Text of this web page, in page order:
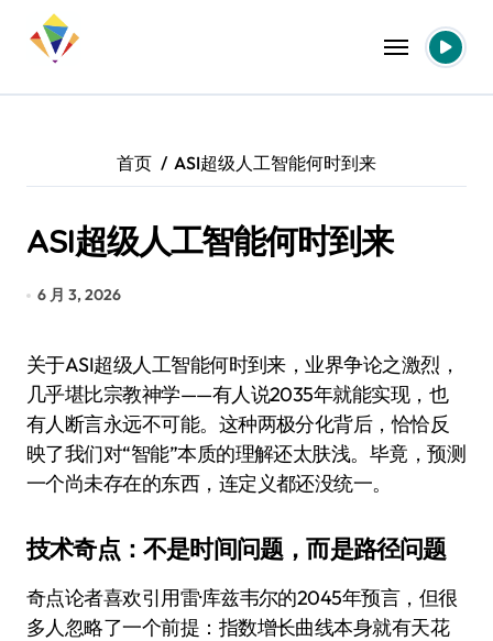
首页 ASI超级人工智能何时到来
ASI超级人工智能何时到来
6 月 3, 2026
关于ASI超级人工智能何时到来，业界争论之激烈，
几乎堪比宗教神学——有人说2035年就能实现，也
有人断言永远不可能。这种两极分化背后，恰恰反
映了我们对“智能”本质的理解还太肤浅。毕竟，预测
一个尚未存在的东西，连定义都还没统一。
技术奇点：不是时间问题，而是路径问题
奇点论者喜欢引用雷·库兹韦尔的2045年预言，但很
多人忽略了一个前提：指数增长曲线本身就有天花